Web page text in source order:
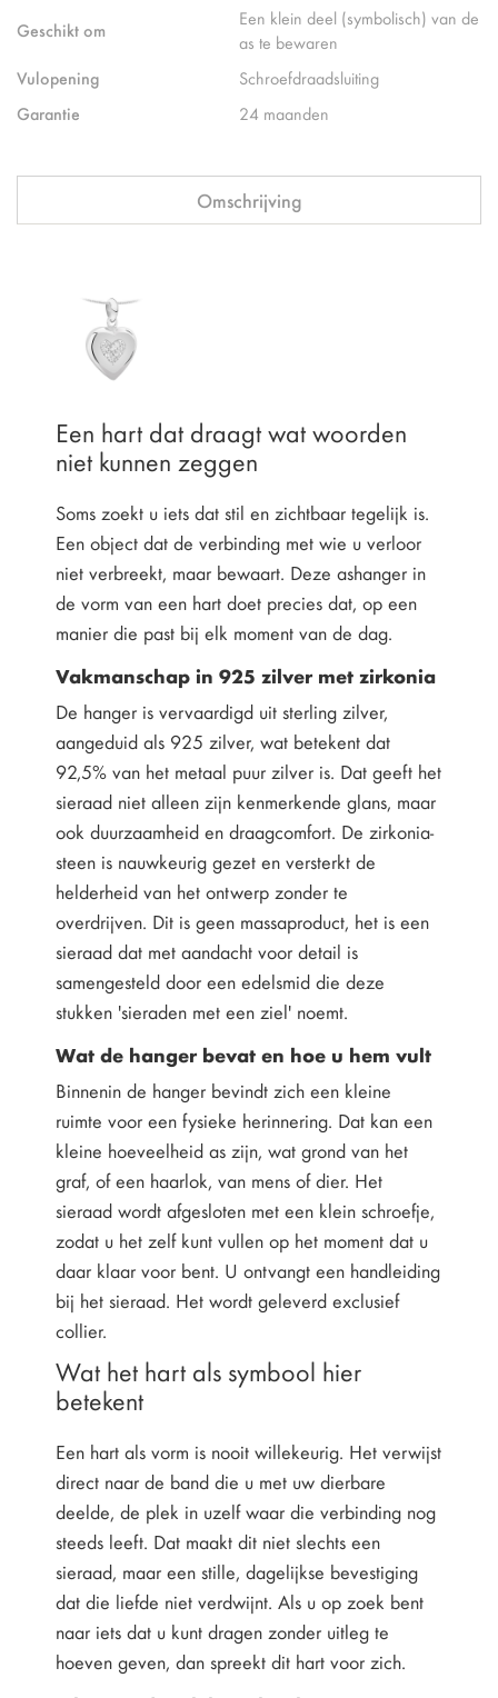
Geschikt om
Een klein deel (symbolisch) van de
as te bewaren
Vulopening
Schroefdraadsluiting
Garantie
24 maanden
Omschrijving
Een hart dat draagt wat woorden
niet kunnen zeggen
Soms zoekt u iets dat stil en zichtbaar tegelijk is.
Een object dat de verbinding met wie u verloor
niet verbreekt, maar bewaart. Deze ashanger in
de vorm van een hart doet precies dat, op een
manier die past bij elk moment van de dag.
Vakmanschap in 925 zilver met zirkonia
De hanger is vervaardigd uit sterling zilver,
aangeduid als 925 zilver, wat betekent dat
92,5% van het metaal puur zilver is. Dat geeft het
sieraad niet alleen zijn kenmerkende glans, maar
ook duurzaamheid en draagcomfort. De zirkonia-
steen is nauwkeurig gezet en versterkt de
helderheid van het ontwerp zonder te
overdrijven. Dit is geen massaproduct, het is een
sieraad dat met aandacht voor detail is
samengesteld door een edelsmid die deze
stukken 'sieraden met een ziel' noemt.
Wat de hanger bevat en hoe u hem vult
Binnenin de hanger bevindt zich een kleine
ruimte voor een fysieke herinnering. Dat kan een
kleine hoeveelheid as zijn, wat grond van het
graf, of een haarlok, van mens of dier. Het
sieraad wordt afgesloten met een klein schroefje,
zodat u het zelf kunt vullen op het moment dat u
daar klaar voor bent. U ontvangt een handleiding
bij het sieraad. Het wordt geleverd exclusief
collier.
Wat het hart als symbool hier
betekent
Een hart als vorm is nooit willekeurig. Het verwijst
direct naar de band die u met uw dierbare
deelde, de plek in uzelf waar die verbinding nog
steeds leeft. Dat maakt dit niet slechts een
sieraad, maar een stille, dagelijkse bevestiging
dat die liefde niet verdwijnt. Als u op zoek bent
naar iets dat u kunt dragen zonder uitleg te
hoeven geven, dan spreekt dit hart voor zich.